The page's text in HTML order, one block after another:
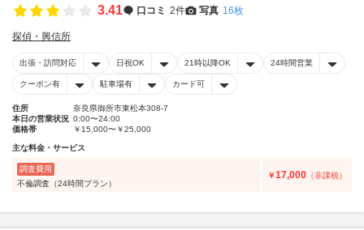
3.41 口コミ 2件 写真 16枚
探偵・興信所
出張・訪問対応 日祝OK 21時以降OK 24時間営業
クーポン有 駐車場有 カード可
住所
奈良県御所市東松本308-7
本日の営業状況 0:00〜24:00
価格帯
￥15,000〜￥25,000
主な料金・サービス
調査費用
不倫調査（24時間プラン）
￥17,000 （非課税）